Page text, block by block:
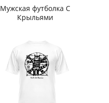
Мужская футболка С
Крыльями